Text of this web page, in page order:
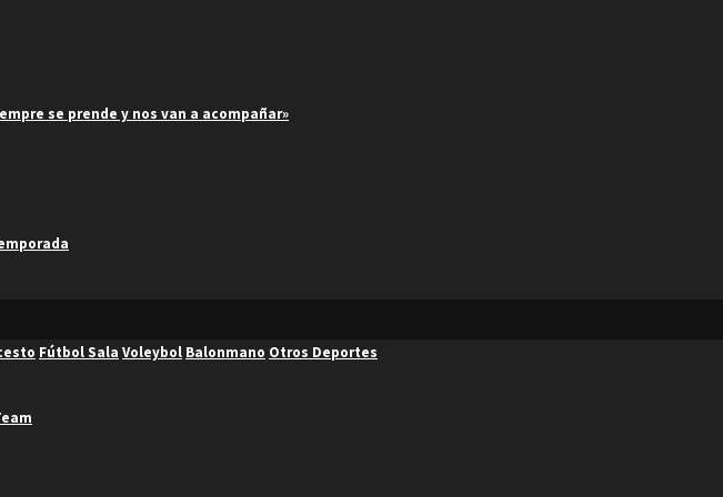
se prende y nos van a acompañar»
Fútbol Sala Voleybol Balonmano Otros Deportes